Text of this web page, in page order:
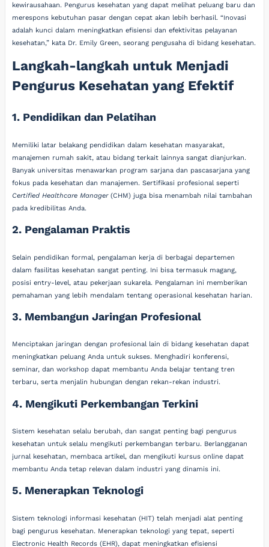
kewirausahaan. Pengurus kesehatan yang dapat melihat peluang baru dan
merespons kebutuhan pasar dengan cepat akan lebih berhasil. “Inovasi
adalah kunci dalam meningkatkan efisiensi dan efektivitas pelayanan
kesehatan,” kata Dr. Emily Green, seorang pengusaha di bidang kesehatan.
Langkah-langkah untuk Menjadi
Pengurus Kesehatan yang Efektif
1. Pendidikan dan Pelatihan
Memiliki latar belakang pendidikan dalam kesehatan masyarakat,
manajemen rumah sakit, atau bidang terkait lainnya sangat dianjurkan.
Banyak universitas menawarkan program sarjana dan pascasarjana yang
fokus pada kesehatan dan manajemen. Sertifikasi profesional seperti
Certified Healthcare Manager(CHM) juga bisa menambah nilai tambahan
pada kredibilitas Anda.
2. Pengalaman Praktis
Selain pendidikan formal, pengalaman kerja di berbagai departemen
dalam fasilitas kesehatan sangat penting. Ini bisa termasuk magang,
posisi entry-level, atau pekerjaan sukarela. Pengalaman ini memberikan
pemahaman yang lebih mendalam tentang operasional kesehatan harian.
3. Membangun Jaringan Profesional
Menciptakan jaringan dengan profesional lain di bidang kesehatan dapat
meningkatkan peluang Anda untuk sukses. Menghadiri konferensi,
seminar, dan workshop dapat membantu Anda belajar tentang tren
terbaru, serta menjalin hubungan dengan rekan-rekan industri.
4. Mengikuti Perkembangan Terkini
Sistem kesehatan selalu berubah, dan sangat penting bagi pengurus
kesehatan untuk selalu mengikuti perkembangan terbaru. Berlangganan
jurnal kesehatan, membaca artikel, dan mengikuti kursus online dapat
membantu Anda tetap relevan dalam industri yang dinamis ini.
5. Menerapkan Teknologi
Sistem teknologi informasi kesehatan (HIT) telah menjadi alat penting
bagi pengurus kesehatan. Menerapkan teknologi yang tepat, seperti
Electronic Health Records (EHR), dapat meningkatkan efisiensi